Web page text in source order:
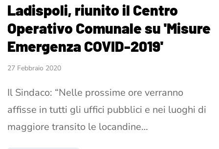
Ladispoli, riunito il Centro
Operativo Comunale su 'Misure
Emergenza COVID-2019'
27 Febbraio 2020
Il Sindaco: “Nelle prossime ore verranno
affisse in tutti gli uffici pubblici e nei luoghi di
maggiore transito le locandine…